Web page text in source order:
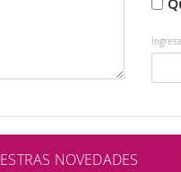
NOVEDADES